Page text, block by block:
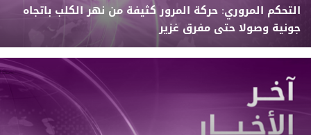
التحكم المروري: حركة المرور كثيفة من نهر الكلب باتجاه
جونية وصولا حتى مفرق غزير